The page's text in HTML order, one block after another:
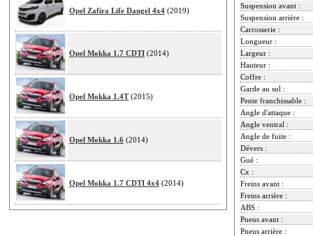
Opel Zafira Life Dangel 4x4 (2019)
Opel Mokka 1.7 CDTI (2014)
Opel Mokka 1.4T(2015)
Opel Mokka 1.6 (2014)
Opel Mokka 1.7 CDTI 4x4 (2014)
Suspension avant :
Suspension arrière :
Carrosserie :
Longueur :
Largeur :
Hauteur :
Coffre :
Garde au sol :
Pente franchissable :
Angle d'attaque :
Angle ventral :
Angle de fuite :
Dévers :
Gué :
Cx :
Freins avant :
Freins arrière :
ABS :
Pneus avant :
Pneus arrière :